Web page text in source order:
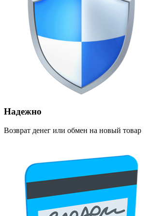
Надежно
Возврат денег или обмен на новый товар